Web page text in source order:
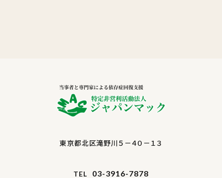
東京都北区滝野川５－４０－１３
TEL 03-3916-7878